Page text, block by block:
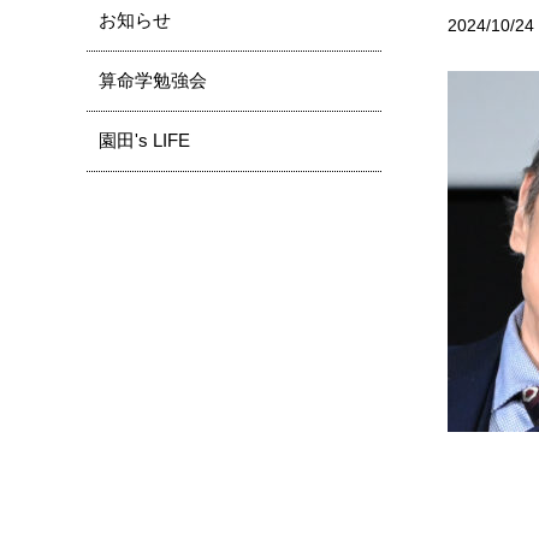
2024/10/24
お知らせ
算命学勉強会
園田's LIFE